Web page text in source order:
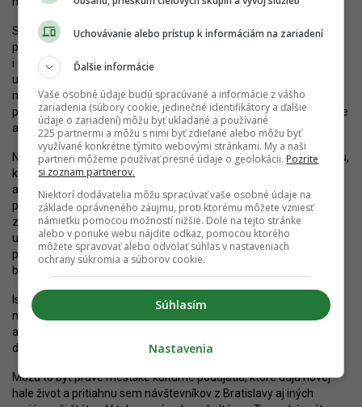
S ohľadom na rozsah a funkčné riešenie projektu je
pravdepodobné, že Istropolis skutočne dramaticky zmení podobu
i charakter tejto časti mesta. Bratislava nedostane len
urbanizovaný mestský blok, zrevitalizované verejné priestory,
nové služby a vybavenosť alebo výškové akcenty (súčasťou
projektu je minimálne jedna veža, ktorá bude mať 116 metrov), ale
aj kultúrnu sálu, ktorá jej citeľne chýba.
Nad lokalitou zostáva naďalej tieň asanácie pôvodného Istropolisu,
ktorý bol síce ekonomicky neudržateľný, mal však významnú
architektonickú aj symbolickú hodnotu. Nový projekt ho má
pripomenúť prostredníctvom spätnej inštalácie viacerých
zachovaných artefaktov (vlajkových stožiarov, lámp, fontány či
umeleckých vitráží), ako aj citáciou niektorých architektonických
prvkov v novej budove (svetlíkov alebo riešenia stropu sály). Či to
bude stačiť, je otázne.
Istropolis začne na konci tohto desaťročia písať svoj príbeh
nanovo. O jeho úspechu bude rozhodovať nielen urbanizmus či
architektúra, ale aj program. V tomto ohľade je spolupráca
developera a Hlavného mesta mimoriadne významná.
Môžu to byť práve mestské kultúrne podujatia, ktoré dajú novej
hale život a pritiahnu sem návštevníkov z Bratislavy aj iných
Uchovávanie alebo prístup k informáciám na zariadení
Ďalšie informácie
Vaše osobné údaje budú spracúvané a informácie z vášho
zariadenia (súbory cookie, jedinečné identifikátory a ďalšie
údaje o zariadení) môžu byť ukladané a používané
225 partnermi a môžu s nimi byť zdieľané alebo môžu byť
využívané konkrétne týmito webovými stránkami. My a naši
partneri môžeme používať presné údaje o geolokácii. Pozrite
si zoznam partnerov.
Niektorí dodávatelia môžu spracúvať vaše osobné údaje na
základe oprávneného záujmu, proti ktorému môžete vzniesť
námietku pomocou možností nižšie. Dole na tejto stránke
alebo v ponuke webu nájdite odkaz, pomocou ktorého
môžete spravovať alebo odvolať súhlas v nastaveniach
ochrany súkromia a súborov cookie.
Súhlasím
Nastavenia